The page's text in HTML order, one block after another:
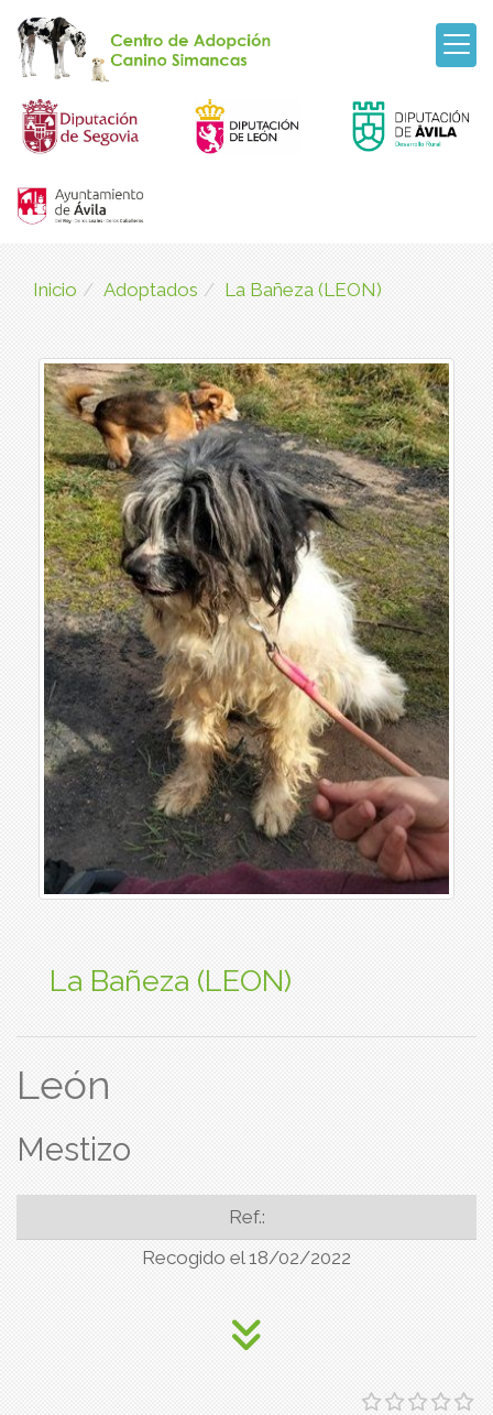
Inicio Adoptados La Bañeza (LEON)
La Bañeza (LEON)
León
Mestizo
Ref.:
Recogido el 18/02/2022